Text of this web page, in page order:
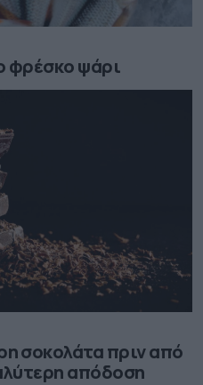
φρέσκο ψάρι
σοκολάτα πριν από
απόδοση